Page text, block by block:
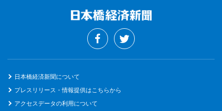
日本橋経済新聞について
プレスリリース・情報提供はこちらから
アクセスデータの利用について